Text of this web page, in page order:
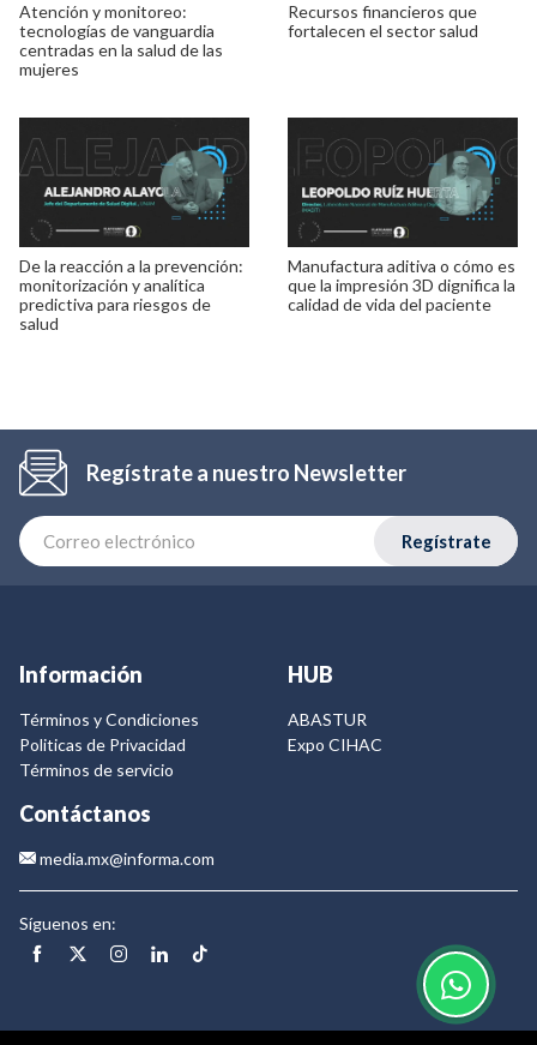
Atención y monitoreo:
tecnologías de vanguardia
centradas en la salud de las
mujeres
Recursos financieros que
fortalecen el sector salud
De la reacción a la prevención:
monitorización y analítica
predictiva para riesgos de
salud
Manufactura aditiva o cómo es
que la impresión 3D dignifica la
calidad de vida del paciente
Regístrate a nuestro Newsletter
Regístrate
Información
Términos y Condiciones
Politicas de Privacidad
Términos de servicio
HUB
ABASTUR
Expo CIHAC
Contáctanos
media.mx@informa.com
Síguenos en: